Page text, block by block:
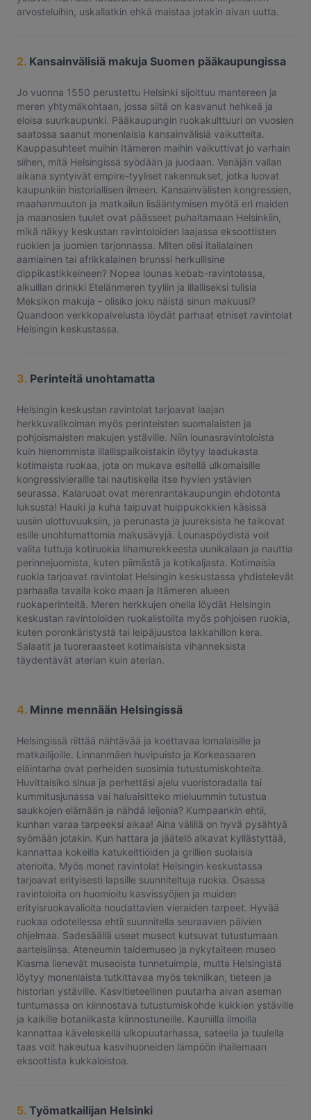
arvosteluihin, uskallatkin ehkä maistaa jotakin aivan uutta.
2. Kansainvälisiä makuja Suomen pääkaupungissa
Jo vuonna 1550 perustettu Helsinki sijoittuu mantereen ja
meren yhtymäkohtaan, jossa siitä on kasvanut hehkeä ja
eloisa suurkaupunki. Pääkaupungin ruokakulttuuri on vuosien
saatossa saanut monenlaisia kansainvälisiä vaikutteita.
Kauppasuhteet muihin Itämeren maihin vaikuttivat jo varhain
siihen, mitä Helsingissä syödään ja juodaan. Venäjän vallan
aikana syntyivät empire-tyyliset rakennukset, jotka luovat
kaupunkiin historiallisen ilmeen. Kansainvälisten kongressien,
maahanmuuton ja matkailun lisääntymisen myötä eri maiden
ja maanosien tuulet ovat päässeet puhaltamaan Helsinkiin,
mikä näkyy keskustan ravintoloiden laajassa eksoottisten
ruokien ja juomien tarjonnassa. Miten olisi italialainen
aamiainen tai afrikkalainen brunssi herkullisine
dippikastikkeineen? Nopea lounas kebab-ravintolassa,
alkuillan drinkki Etelänmeren tyyliin ja illalliseksi tulisia
Meksikon makuja - olisiko joku näistä sinun makuusi?
Quandoon verkkopalvelusta löydät parhaat etniset ravintolat
Helsingin keskustassa.
3. Perinteitä unohtamatta
Helsingin keskustan ravintolat tarjoavat laajan
herkkuvalikoiman myös perinteisten suomalaisten ja
pohjoismaisten makujen ystäville. Niin lounasravintoloista
kuin hienommista illallispaikoistakin löytyy laadukasta
kotimaista ruokaa, jota on mukava esitellä ulkomaisille
kongressivieraille tai nautiskella itse hyvien ystävien
seurassa. Kalaruoat ovat merenrantakaupungin ehdotonta
luksusta! Hauki ja kuha taipuvat huippukokkien käsissä
uusiin ulottuvuuksiin, ja perunasta ja juureksista he taikovat
esille unohtumattomia makusävyjä. Lounaspöydistä voit
valita tuttuja kotiruokia lihamurekkeesta uunikalaan ja nauttia
perinnejuomista, kuten piimästä ja kotikaljasta. Kotimaisia
ruokia tarjoavat ravintolat Helsingin keskustassa yhdistelevät
parhaalla tavalla koko maan ja Itämeren alueen
ruokaperinteitä. Meren herkkujen ohella löydät Helsingin
keskustan ravintoloiden ruokalistoilta myös pohjoisen ruokia,
kuten poronkäristystä tai leipäjuustoa lakkahillon kera.
Salaatit ja tuoreraasteet kotimaisista vihanneksista
täydentävät aterian kuin aterian.
4. Minne mennään Helsingissä
Helsingissä riittää nähtävää ja koettavaa lomalaisille ja
matkailijoille. Linnanmäen huvipuisto ja Korkeasaaren
eläintarha ovat perheiden suosimia tutustumiskohteita.
Huvittaisiko sinua ja perhettäsi ajelu vuoristoradalla tai
kummitusjunassa vai haluaisitteko mieluummin tutustua
saukkojen elämään ja nähdä leijonia? Kumpaankin ehtii,
kunhan varaa tarpeeksi aikaa! Aina välillä on hyvä pysähtyä
syömään jotakin. Kun hattara ja jäätelö alkavat kyllästyttää,
kannattaa kokeilla katukeittiöiden ja grillien suolaisia
aterioita. Myös monet ravintolat Helsingin keskustassa
tarjoavat erityisesti lapsille suunniteltuja ruokia. Osassa
ravintoloita on huomioitu kasvissyöjien ja muiden
erityisruokavalioita noudattavien vieraiden tarpeet. Hyvää
ruokaa odotellessa ehtii suunnitella seuraavien päivien
ohjelmaa. Sadesäällä useat museot kutsuvat tutustumaan
aarteisiinsa. Ateneumin taidemuseo ja nykytaiteen museo
Kiasma lienevät museoista tunnetuimpia, mutta Helsingistä
löytyy monenlaista tutkittavaa myös tekniikan, tieteen ja
historian ystäville. Kasvitieteellinen puutarha aivan aseman
tuntumassa on kiinnostava tutustumiskohde kukkien ystäville
ja kaikille botaniikasta kiinnostuneille. Kauniilla ilmoilla
kannattaa käveleskellä ulkopuutarhassa, sateella ja tuulella
taas voit hakeutua kasvihuoneiden lämpöön ihailemaan
eksoottista kukkaloistoa.
5. Työmatkailijan Helsinki